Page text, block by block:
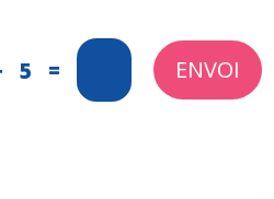
5 = ENVOI